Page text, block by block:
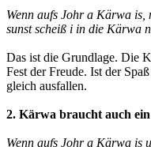
Wenn aufs Johr a Kärwa is,
sunst scheiß i in die Kärwa
Das ist die Grundlage. Die
Fest der Freude. Ist der
gleich ausfallen.
2. Kärwa braucht auch
Wenn aufs Johr a Kärwa is